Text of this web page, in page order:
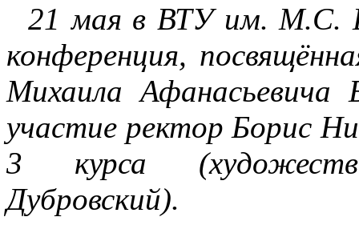
21 мая в ВТУ им. М.С.
конференция,
Михаила Афанасьевича
участие ректор Борис
3 курса
Дубровский).